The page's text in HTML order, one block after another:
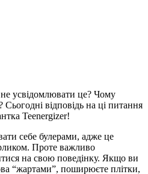
усвідомлювати це? Чому
відповідь на ці питання
Teenergizer!
себе булерами, адже це
Проте важливо
на свою поведінку. Якщо ви
“жартами”, поширюєте плітки,